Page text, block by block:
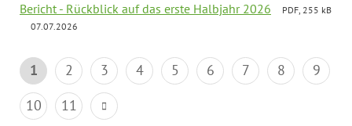
Bericht - Rückblick auf das erste Halbjahr 2026
PDF, 255 kB
07.07.2026
1 2 3 4 5 6 7 8
9
10
11